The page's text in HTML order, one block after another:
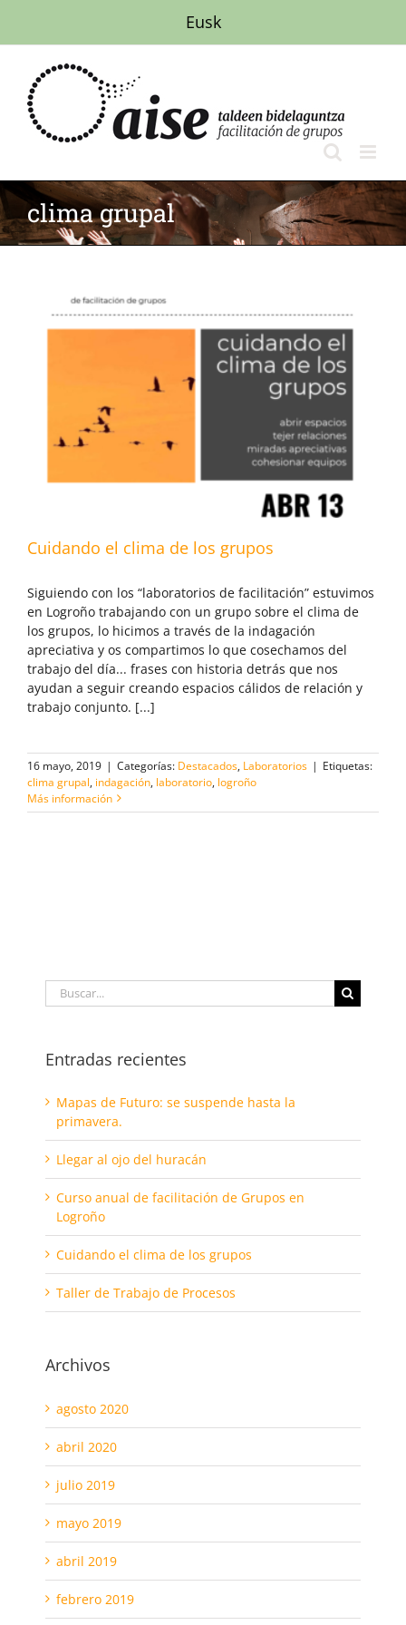
contenido
Eusk
clima grupal
Cuidando el clima de los grupos
Siguiendo con los “laboratorios de facilitación” estuvimos
en Logroño trabajando con un grupo sobre el clima de
los grupos, lo hicimos a través de la indagación
apreciativa y os compartimos lo que cosechamos del
trabajo del día... frases con historia detrás que nos
ayudan a seguir creando espacios cálidos de relación y
trabajo conjunto. [...]
16 mayo, 2019 | Categorías: Destacados, Laboratorios | Etiquetas:
clima grupal, indagación, laboratorio, logroño
Más información
Buscar:
Entradas recientes
Mapas de Futuro: se suspende hasta la
primavera.
Llegar al ojo del huracán
Curso anual de facilitación de Grupos en
Logroño
Cuidando el clima de los grupos
Taller de Trabajo de Procesos
Archivos
agosto 2020
abril 2020
julio 2019
mayo 2019
abril 2019
febrero 2019